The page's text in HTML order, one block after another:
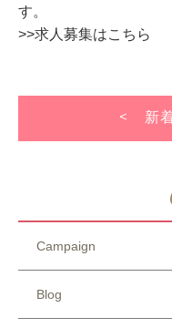
す。
>>求人募集はこちら
< 新着
Campaign
Blog